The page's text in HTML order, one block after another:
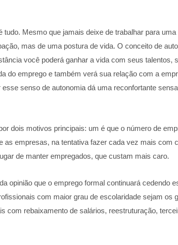
Mesmo que jamais deixe de trabalhar para
mas de uma postura de vida. O conceito de
você poderá ganhar a vida com seus talentos,
do emprego e também verá sua relação com a
senso de autonomia dá uma reconfortante
dois motivos principais: um é que o número de
as empresas, na tentativa fazer cada vez mais com
de manter empregados, que custam mais caro.
opinião que o emprego formal continuará cedendo
com maior grau de escolaridade sejam os
com rebaixamento de salários, reestruturação,